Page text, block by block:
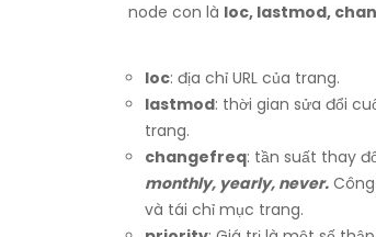
node con là loc, lastmod,
loc: địa chỉ URL của trang.
lastmod: thời gian sửa đổi
trang.
changefreq: tần suất thay
monthly, yearly, never.
và tái chỉ mục trang.